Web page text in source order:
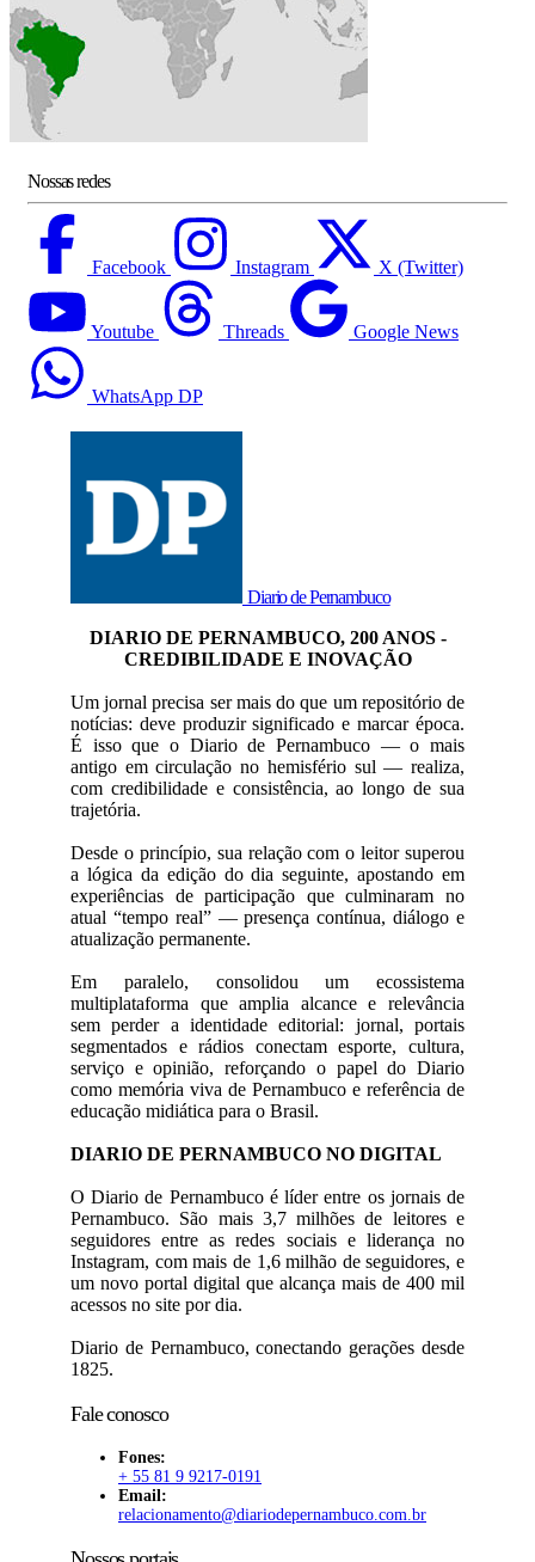
Nossas redes
Facebook Instagram X (Twitter)
Youtube Threads Google News
WhatsApp DP
Diario de Pernambuco
DIARIO DE PERNAMBUCO, 200 ANOS -
CREDIBILIDADE E INOVAÇÃO
Um jornal precisa ser mais do que um repositório de
notícias: deve produzir significado e marcar época.
É isso que o Diario de Pernambuco — o mais
antigo em circulação no hemisfério sul — realiza,
com credibilidade e consistência, ao longo de sua
trajetória.
Desde o princípio, sua relação com o leitor superou
a lógica da edição do dia seguinte, apostando em
experiências de participação que culminaram no
atual “tempo real” — presença contínua, diálogo e
atualização permanente.
Em paralelo, consolidou um ecossistema
multiplataforma que amplia alcance e relevância
sem perder a identidade editorial: jornal, portais
segmentados e rádios conectam esporte, cultura,
serviço e opinião, reforçando o papel do Diario
como memória viva de Pernambuco e referência de
educação midiática para o Brasil.
DIARIO DE PERNAMBUCO NO DIGITAL
O Diario de Pernambuco é líder entre os jornais de
Pernambuco. São mais 3,7 milhões de leitores e
seguidores entre as redes sociais e liderança no
Instagram, com mais de 1,6 milhão de seguidores, e
um novo portal digital que alcança mais de 400 mil
acessos no site por dia.
Diario de Pernambuco, conectando gerações desde
1825.
Fale conosco
Fones:
+ 55 81 9 9217-0191
Email:
relacionamento@diariodepernambuco.com.br